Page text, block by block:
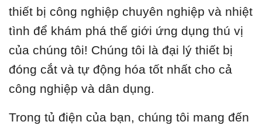
thiết bị công nghiệp chuyên nghiệp và nhiệt
tình để khám phá thế giới ứng dụng thú vị
của chúng tôi! Chúng tôi là đại lý thiết bị
đóng cắt và tự động hóa tốt nhất cho cả
công nghiệp và dân dụng.
Trong tủ điện của bạn, chúng tôi mang đến